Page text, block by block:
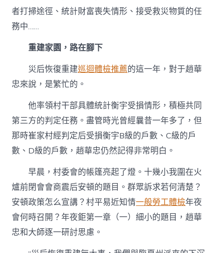
者打掃途徑、統計財富喪失情形、接受救災物質的任
務中……
重建家園，路在腳下
災后恢復重建巡迴體檢推薦的這一年，對于趙華
忠來說，是繁忙的。
他率領村干部具體統計衡宇受損情形，積極共同
第三方的判定任務。盡管時光曾經曩昔一年多了，但
那時崔家村經判定后受損衡宇B級的戶數、C級的戶
數、D級的戶數，趙華忠仍然記得非常明白。
早晨，村委會的帳篷亮起了燈。十幾小我圍在火
爐前閉會會商震后安頓的題目。群眾訴求若何清楚？
安頓政策怎么宣講？村平易近知情一般勞工體檢年夜
會何時召開？年夜鉅第一章（一）細小的題目，趙華
忠和大師逐一研討思慮。